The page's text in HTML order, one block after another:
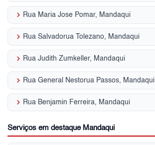
keyboard_arrow_right Rua Maria Jose Pomar, Mandaqui
keyboard_arrow_right Rua Salvadorua Tolezano, Mandaqui
keyboard_arrow_right Rua Judith Zumkeller, Mandaqui
keyboard_arrow_right Rua General Nestorua Passos, Mandaqui
keyboard_arrow_right Rua Benjamin Ferreira, Mandaqui
Serviços em destaque Mandaqui